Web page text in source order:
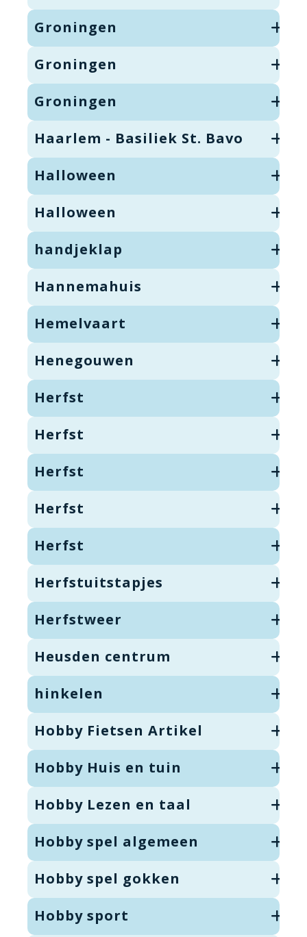
Groningen
Groningen
Groningen
Haarlem - Basiliek St. Bavo
Halloween
Halloween
handjeklap
Hannemahuis
Hemelvaart
Henegouwen
Herfst
Herfst
Herfst
Herfst
Herfst
Herfstuitstapjes
Herfstweer
Heusden centrum
hinkelen
Hobby Fietsen Artikel
Hobby Huis en tuin
Hobby Lezen en taal
Hobby spel algemeen
Hobby spel gokken
Hobby sport